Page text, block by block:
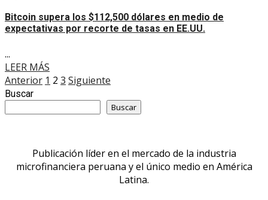
Bitcoin supera los $112,500 dólares en medio de
expectativas por recorte de tasas en EE.UU.
...
LEER MÁS
Paginación
de
entradas
Anterior 1 2 3 Siguiente
Buscar
Buscar
Publicación líder en el mercado de la industria
microfinanciera peruana y el único medio en América
Latina.